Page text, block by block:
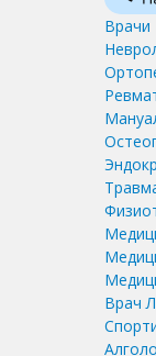
Врачи
Врач